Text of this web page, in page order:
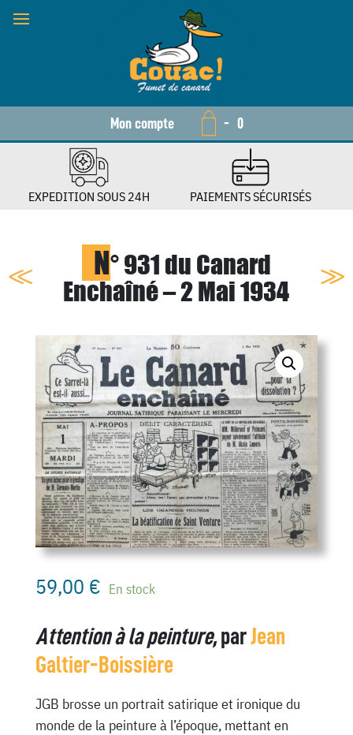
Mon compte - 0
EXPEDITION SOUS 24H PAIEMENTS SÉCURISÉS
N° 931 du Canard
Enchaîné – 2 Mai 1934
59,00 € En stock
Attention à la peinture,parJean
Galtier-Boissière
JGB brosse un portrait satirique et ironique du
monde de la peinture à l’époque, mettant en